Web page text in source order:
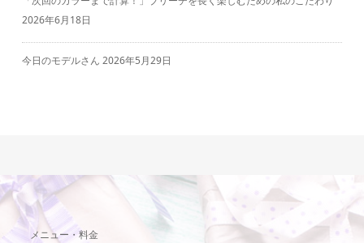
2026年6月18日
今日のモデルさん 2026年5月29日
メニュー・料金